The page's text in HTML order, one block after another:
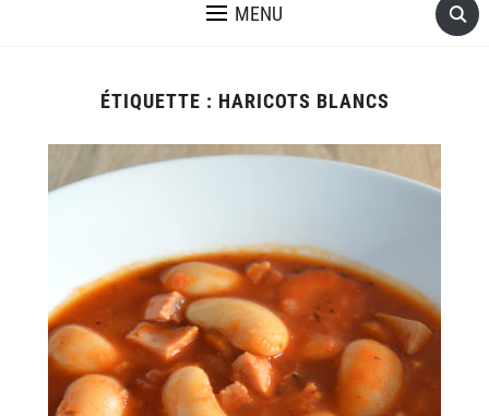
MENU
ÉTIQUETTE : HARICOTS BLANCS